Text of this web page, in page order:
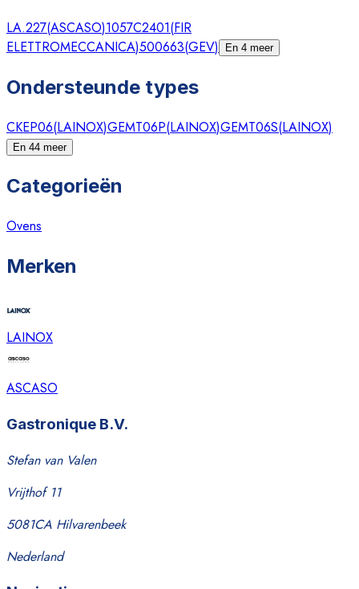
LA.227(ASCASO)1057C2401(FIR
ELETTROMECCANICA)500663(GEV) En 4 meer
Ondersteunde types
CKEP06(LAINOX)GEMT06P(LAINOX)GEMT06S(LAINOX)
En 44 meer
Categorieën
Ovens
Merken
LAINOX
ASCASO
Gastronique B.V.
Stefan van Valen
Vrijthof 11
5081CA Hilvarenbeek
Nederland